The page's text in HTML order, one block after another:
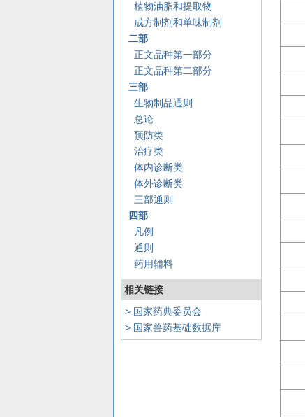
植物油脂和提取物
成方制剂和单味制剂
二部
正文品种第一部分
正文品种第二部分
三部
生物制品通则
总论
预防类
治疗类
体内诊断类
体外诊断类
三部通则
四部
凡例
通则
药用辅料
相关链接
> 国家药典委员会
> 国家兽药基础数据库